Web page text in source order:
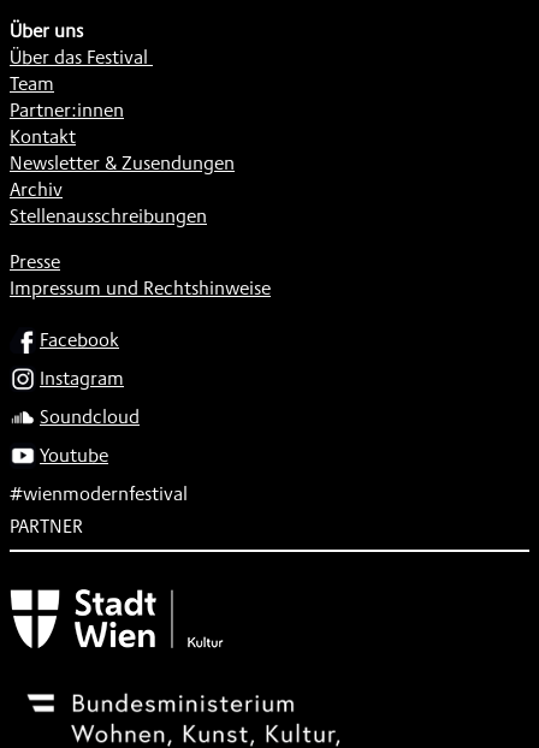
Über uns
Über das Festival
Team
Partner:innen
Kontakt
Newsletter & Zusendungen
Archiv
Stellenausschreibungen
Presse
Impressum und Rechtshinweise
SOCIALFacebook
Instagram
Soundcloud
Youtube
#wienmodernfestival
PARTNER
Subventionsgeber